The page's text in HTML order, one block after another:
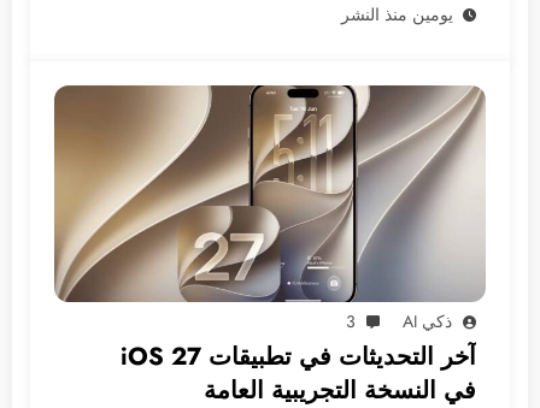
يومين منذ النشر
ذكي AI 3
آخر التحديثات في تطبيقات iOS 27
في النسخة التجريبية العامة